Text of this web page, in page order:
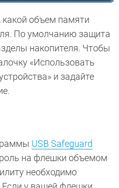
объем памяти
По умолчанию защита
накопителя. Чтобы
«Использовать
и задайте
USB Safeguard
на флешки объемом
необходимо